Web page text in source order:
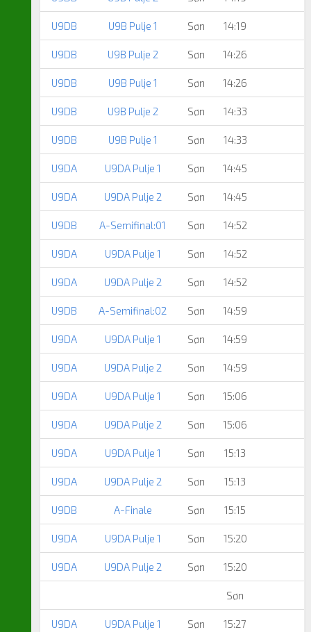
U9DB U9B Pulje 1 Søn 14:19
U9DB U9B Pulje 2 Søn 14:26
U9DB U9B Pulje 1 Søn 14:26
U9DB U9B Pulje 2 Søn 14:33
U9DB U9B Pulje 1 Søn 14:33
U9DA U9DA Pulje 1 Søn 14:45
U9DA U9DA Pulje 2 Søn 14:45
U9DB A-Semifinal:01 Søn 14:52
U9DA U9DA Pulje 1 Søn 14:52
U9DA U9DA Pulje 2 Søn 14:52
U9DB A-Semifinal:02 Søn 14:59
U9DA U9DA Pulje 1 Søn 14:59
U9DA U9DA Pulje 2 Søn 14:59
U9DA U9DA Pulje 1 Søn 15:06
U9DA U9DA Pulje 2 Søn 15:06
U9DA U9DA Pulje 1 Søn 15:13
U9DA U9DA Pulje 2 Søn 15:13
U9DB A-Finale Søn 15:15
U9DA U9DA Pulje 1 Søn 15:20
U9DA U9DA Pulje 2 Søn 15:20
Søn
U9DA U9DA Pulje 1 Søn 15:27